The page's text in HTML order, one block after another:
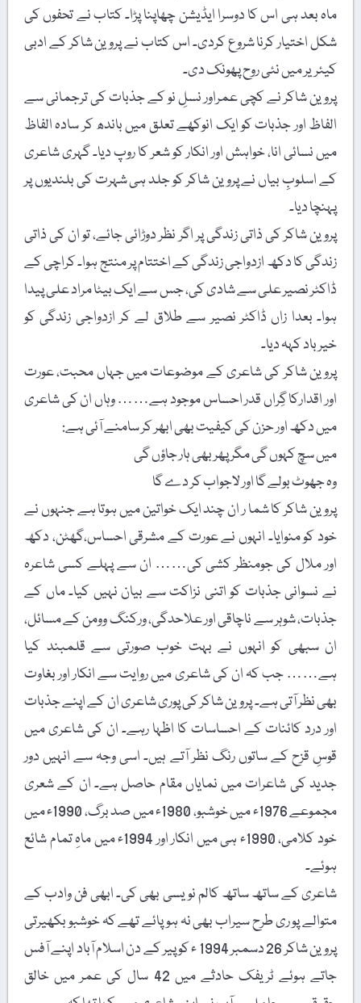
ماہ بعد ہی اس کا دوسرا ایڈیشن چھاپنا پڑا۔ کتاب نے تحفوں کی
شکل اختیار کرنا شروع کردی۔ اس کتاب نے پروین شاکر کے ادبی
کیئریر میں نئی روح پھونک دی۔
پروین شاکر نے کچی عمراور نسلِ نو کے جذبات کی ترجمانی سے
الفاظ اور جذبات کو ایک انوکھے تعلق میں باندھ کر سادہ الفاظ
میں نسائی انا، خواہش اور انکار کو شعر کا روپ دیا۔ گہری شاعری
کے اسلوبِ بیاں نے پروین شاکر کو جلد ہی شہرت کی بلندیوں پر
پہنچا دیا۔
پروین شاکر کی ذاتی زندگی پر اگر نظر دوڑائی جائے، تو ان کی ذاتی
زندگی کا دکھ ازدواجی زندگی کے اختتام پر منتج ہوا۔ کراچی کے
ڈاکٹر نصیر علی سے شادی کی، جس سے ایک بیٹا مراد علی پیدا
ہوا۔ بعدا زاں ڈاکٹر نصیر سے طلاق لے کر ازدواجی زندگی کو
خیرباد کہہ دیا۔
پروین شاکر کی شاعری کے موضوعات میں جہاں محبت، عورت
اور اقدارکا گِراں قدر احساس موجود ہے…… وہاں ان کی شاعری
میں دکھ اور حزن کی کیفیت بھی ابھر کر سامنے آئی ہے:
میں سچ کہوں گی مگر پھر بھی ہار جاؤں گی
وہ جھوٹ بولے گا اور لاجواب کر دے گا
پروین شاکر کا شما ر ان چند ایک خواتین میں ہوتا ہے جنہوں نے
خود کو منوایا۔ انہوں نے عورت کے مشرقی احساس،گھٹن، دکھ
اور ملال کی جومنظر کشی کی…… ان سے پہلے کسی شاعرہ
نے نسوانی جذبات کو اتنی نزاکت سے بیان نہیں کیا۔ ماں کے
جذبات، شوہر سے ناچاقی اور علاحدگی، ورکنگ وومن کے مسائل،
ان سبھی کو انہوں نے بہت خوب صورتی سے قلمبند کیا
ہے…… جب کہ ان کی شاعری میں روایت سے انکار اور بغاوت
بھی نظر آتی ہے۔ پروین شاکر کی پوری شاعری ان کے اپنے جذبات
اور درد کائنات کے احساسات کا اظہا رہے۔ ان کی شاعری میں
قوسِ قزح کے ساتوں رنگ نظر آتے ہیں۔ اسی وجہ سے انہیں دور
جدید کی شاعرات میں نمایاں مقام حاصل ہے۔ ان کے شعری
مجموعے 1976ء میں خوشبو، 1980ء میں صد برگ، 1990ء میں
خود کلامی، 1990ء ہی میں انکار اور 1994ء میں ماہِ تمام شائع
ہوئے۔
شاعری کے ساتھ ساتھ کالم نویسی بھی کی۔ ابھی فن وادب کے
متوالے پو ری طرح سیراب بھی نہ ہو پائے تھے کہ خوشبو بکھیرتی
پروین شاکر 26 دسمبر 1994 ء کو پیر کے دن اسلام آباد اپنے آفس
جاتے ہوئے ٹریفک حادثے میں 42 سال کی عمر میں خالق